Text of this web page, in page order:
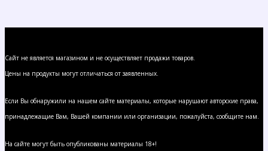
Сайт не является магазином и не осуществляет продажи товаров.
Цены на продукты могут отличаться от заявленных.
Если Вы обнаружили на нашем сайте материалы, которые нарушают авторские права,
принадлежащие Вам, Вашей компании или организации, пожалуйста, сообщите нам.
На сайте могут быть опубликованы материалы 18+!